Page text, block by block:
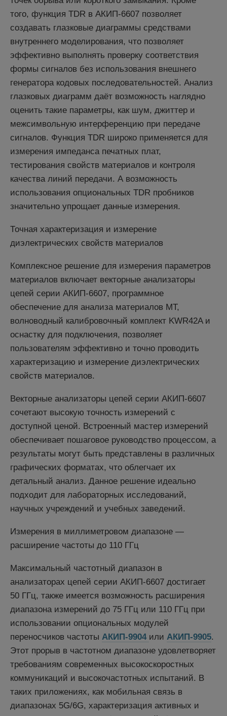
того, функция TDR в АКИП-6607 позволяет
создавать глазковые диаграммы средствами
внутреннего моделирования, что позволяет
эффективно выполнять проверку соответствия
формы сигналов без использования внешнего
генератора кодовых последовательностей. Анализ
глазковых диаграмм даёт возможность наглядно
оценить такие параметры, как шум, джиттер и
межсимвольную интерференцию при передаче
сигналов. Функция TDR широко применяется для
измерения импеданса печатных плат,
тестирования свойств материалов и контроля
качества линий передачи. А возможность
использования опциональных TDR пробников
значительно упрощает данные измерения.
Точная характеризация и измерение
диэлектрических свойств материалов
Комплексное решение для измерения параметров
материалов включает векторные анализаторы
цепей серии АКИП-6607, программное
обеспечение для анализа материалов MT,
волноводный калибровочный комплект KWR42A и
оснастку для подключения, позволяет
пользователям эффективно и точно проводить
характеризацию и измерение диэлектрических
свойств материалов.
Векторные анализаторы цепей серии АКИП-6607
сочетают высокую точность измерений с
доступной ценой. Встроенный мастер измерений
обеспечивает пошаговое руководство процессом, а
результаты могут быть представлены в различных
графических форматах, что облегчает их
детальный анализ. Данное решение идеально
подходит для лабораторных исследований,
научных учреждений и учебных заведений.
Измерения в миллиметровом диапазоне —
расширение частоты до 110 ГГц
Максимальный частотный диапазон в
анализаторах цепей серии АКИП-6607 достигает
50 ГГц, также имеется возможность расширения
диапазона измерений до 75 ГГц или 110 ГГц при
использовании опциональных модулей
переносчиков частоты АКИП-9904 или АКИП-9905.
Этот прорыв в частотном диапазоне удовлетворяет
требованиям современных высокоскоростных
коммуникаций и высокочастотных испытаний. В
таких приложениях, как мобильная связь в
диапазонах 5G/6G, характеризация активных и